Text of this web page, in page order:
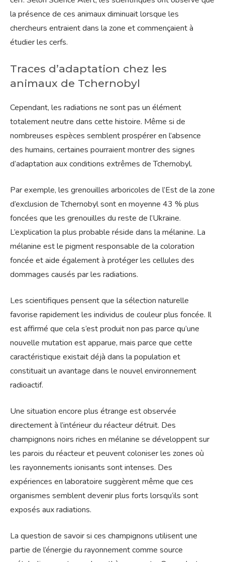
la présence de ces animaux diminuait lorsque les
chercheurs entraient dans la zone et commençaient à
étudier les cerfs.
Traces d’adaptation chez les
animaux de Tchernobyl
Cependant, les radiations ne sont pas un élément
totalement neutre dans cette histoire. Même si de
nombreuses espèces semblent prospérer en l’absence
des humains, certaines pourraient montrer des signes
d’adaptation aux conditions extrêmes de Tchernobyl.
Par exemple, les grenouilles arboricoles de l’Est de la zone
d’exclusion de Tchernobyl sont en moyenne 43 % plus
foncées que les grenouilles du reste de l’Ukraine.
L’explication la plus probable réside dans la mélanine. La
mélanine est le pigment responsable de la coloration
foncée et aide également à protéger les cellules des
dommages causés par les radiations.
Les scientifiques pensent que la sélection naturelle
favorise rapidement les individus de couleur plus foncée. Il
est affirmé que cela s’est produit non pas parce qu’une
nouvelle mutation est apparue, mais parce que cette
caractéristique existait déjà dans la population et
constituait un avantage dans le nouvel environnement
radioactif.
Une situation encore plus étrange est observée
directement à l’intérieur du réacteur détruit. Des
champignons noirs riches en mélanine se développent sur
les parois du réacteur et peuvent coloniser les zones où
les rayonnements ionisants sont intenses. Des
expériences en laboratoire suggèrent même que ces
organismes semblent devenir plus forts lorsqu’ils sont
exposés aux radiations.
La question de savoir si ces champignons utilisent une
partie de l’énergie du rayonnement comme source